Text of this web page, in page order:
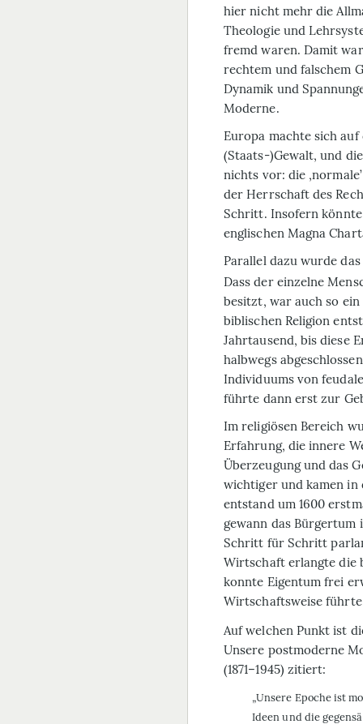
hier nicht mehr die
Theologie und
fremd waren. Damit
rechtem und falschem
Dynamik und
Moderne.
Europa machte sich
(Staats-)Gewalt, und
nichts vor: die
der Herrschaft des
Schritt. Insofern
englischen Magna
Parallel dazu wurde
Dass der einzelne
besitzt, war auch so
biblischen Religion
Jahrtausend, bis diese
halbwegs
Individuumsvon
führte dann erst zur
Im religiösen Bereich
Erfahrung, die innere
Überzeugung und das
wichtiger und kamen
entstand um 1600
gewann das
Schritt für Schritt
Wirtschaft erlangte die
konnte Eigentum frei
Wirtschaftsweise
Auf welchen Punkt ist
Unsere postmoderne
(1871–1945) zitiert:
„Unsere Epoche ist
Ideen und die